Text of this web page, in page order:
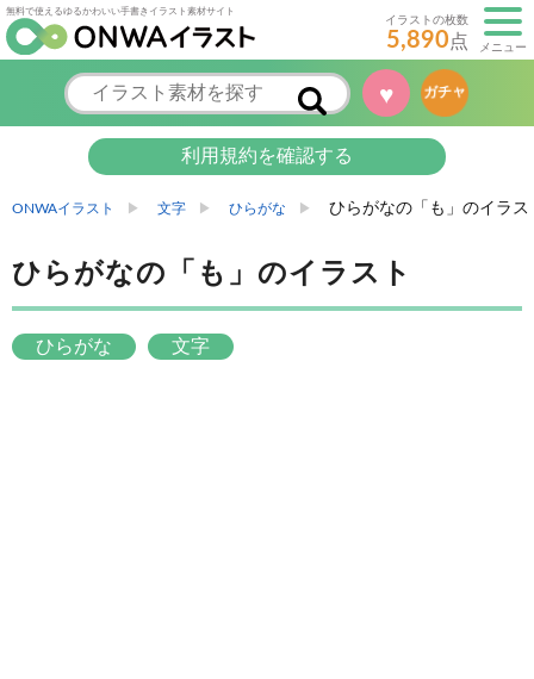
無料で使えるゆるかわいい手書きイラスト素材サイト
イラストの枚数
5,890点 メニュー
♥ ガチャ
利用規約を確認する
ONWAイラスト 文字 ひらがな ひらがなの「も」のイラス
ひらがなの「も」のイラスト
ひらがな 文字